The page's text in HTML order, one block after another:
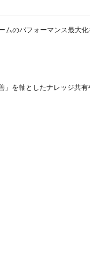
のパフォーマンス最大化
を軸としたナレッジ共有